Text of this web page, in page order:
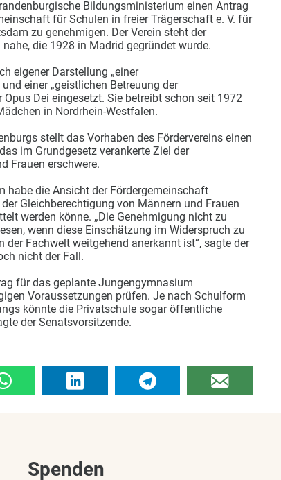
Bildungsministerium einen Antrag
für Schulen in freier Trägerschaft e. V. für
zu genehmigen. Der Verein steht der
die 1928 in Madrid gegründet wurde.
eigener Darstellung „einer
einer „geistlichen Betreuung der
Dei eingesetzt. Sie betreibt schon seit 1972
in Nordrhein-Westfalen.
stellt das Vorhaben des Fördervereins einen
im Grundgesetz verankerte Ziel der
Frauen erschwere.
habe die Ansicht der Fördergemeinschaft
Gleichberechtigung von Männern und Frauen
werden könne. „Die Genehmigung nicht zu
wenn diese Einschätzung im Widerspruch zu
der Fachwelt weitgehend anerkannt ist“, sagte der
nicht der Fall.
für das geplante Jungengymnasium
Voraussetzungen prüfen. Je nach Schulform
könnte die Privatschule sogar öffentliche
der Senatsvorsitzende.
Spenden